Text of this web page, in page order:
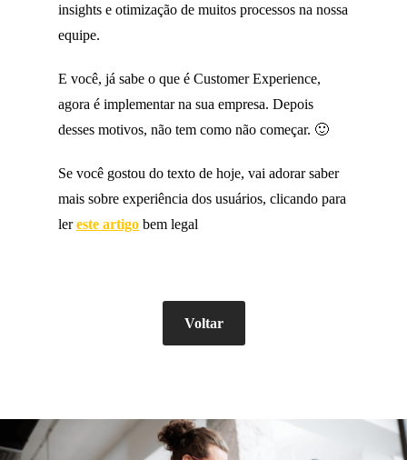
insights e otimização de muitos processos na nossa
equipe.
E você, já sabe o que é Customer Experience,
agora é implementar na sua empresa. Depois
desses motivos, não tem como não começar. 🙂
Se você gostou do texto de hoje, vai adorar saber
mais sobre experiência dos usuários, clicando para
lereste artigo bem legal
Voltar